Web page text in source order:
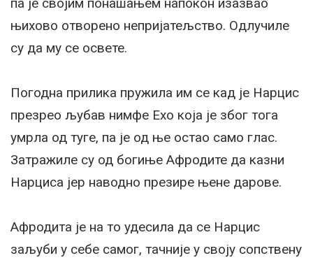
њихово отворено непријатељство. Одлучиле
су да му се освете.
Погодна прилика пружила им се кад је Нарцис
презрео љубав нимфе Ехо која је због тога
умрла од туге, па је од ње остао само глас.
Затражиле су од богиње Афродите да казни
Нарциса јер наводно презире њене дарове.
Афродита је на то удесила да се Нарцис
заљуби у себе самог, тачније у своју сопствену